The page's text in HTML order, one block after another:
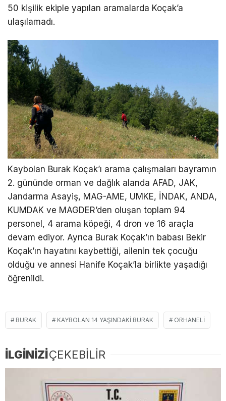
50 kişilik ekiple yapılan aramalarda Koçak’a
ulaşılamadı.
Kaybolan Burak Koçak’ı arama çalışmaları bayramın
2. gününde orman ve dağlık alanda AFAD, JAK,
Jandarma Asayiş, MAG-AME, UMKE, İNDAK, ANDA,
KUMDAK ve MAGDER’den oluşan toplam 94
personel, 4 arama köpeği, 4 dron ve 16 araçla
devam ediyor. Ayrıca Burak Koçak’ın babası Bekir
Koçak’ın hayatını kaybettiği, ailenin tek çocuğu
olduğu ve annesi Hanife Koçak’la birlikte yaşadığı
öğrenildi.
BURAK KAYBOLAN 14 YAŞINDAKI BURAK ORHANELI
İLGİNİZİÇEKEBİLİR